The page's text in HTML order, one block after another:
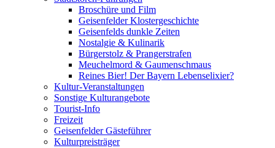
Broschüre und Film
Geisenfelder Klostergeschichte
Geisenfelds dunkle Zeiten
Nostalgie & Kulinarik
Bürgerstolz & Prangerstrafen
Meuchelmord & Gaumenschmaus
Reines Bier! Der Bayern Lebenselixier?
Kultur-Veranstaltungen
Sonstige Kulturangebote
Tourist-Info
Freizeit
Geisenfelder Gästeführer
Kulturpreisträger